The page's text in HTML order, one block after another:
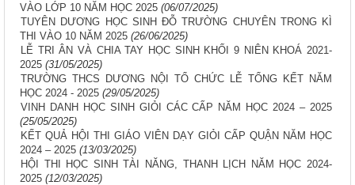
VÀO LỚP 10 NĂM HỌC 2025 (06/07/2025)
TUYÊN DƯƠNG HỌC SINH ĐỖ TRƯỜNG CHUYÊN TRONG KÌ
THI VÀO 10 NĂM 2025 (26/06/2025)
LỄ TRI ÂN VÀ CHIA TAY HỌC SINH KHỐI 9 NIÊN KHOÁ 2021-
2025 (31/05/2025)
TRƯỜNG THCS DƯƠNG NỘI TỔ CHỨC LỄ TỔNG KẾT NĂM
HỌC 2024 - 2025 (29/05/2025)
VINH DANH HỌC SINH GIỎI CÁC CẤP NĂM HỌC 2024 – 2025
(25/05/2025)
KẾT QUẢ HỘI THI GIÁO VIÊN DẠY GIỎI CẤP QUẬN NĂM HỌC
2024 – 2025 (13/03/2025)
HỘI THI HỌC SINH TÀI NĂNG, THANH LỊCH NĂM HỌC 2024-
2025 (12/03/2025)